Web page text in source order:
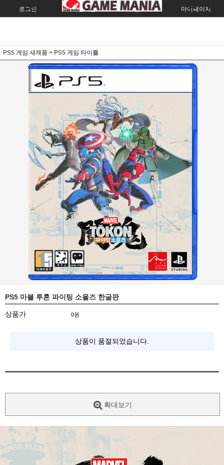
로그인 회원가입 주문조회 마이페이지
PS5 게임 새제품 > PS5 게임 타이틀
PS5 마블 투혼 파이팅 소울즈 한글판
상품가 0원
상품이 품절되었습니다.
확대보기